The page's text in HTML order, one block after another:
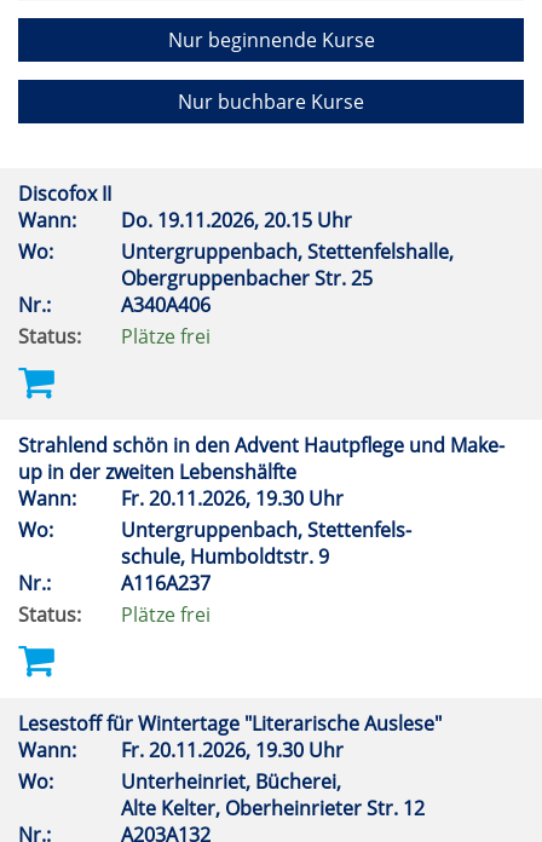
Nur beginnende Kurse
Nur buchbare Kurse
Discofox II
Wann:
Do. 19.11.2026, 20.15 Uhr
Wo:
Untergruppenbach, Stettenfelshalle,
Obergruppenbacher Str. 25
Nr.:
A340A406
Status:
Plätze frei
Strahlend schön in den Advent Hautpflege und Make-
up in der zweiten Lebenshälfte
Wann:
Fr.20.11.2026, 19.30 Uhr
Wo:
Untergruppenbach, Stettenfels-
schule, Humboldtstr. 9
Nr.:
A116A237
Status:
Plätze frei
Lesestoff für Wintertage "Literarische Auslese"
Wann:
Fr.20.11.2026, 19.30 Uhr
Wo:
Unterheinriet, Bücherei,
Alte Kelter, Oberheinrieter Str. 12
Nr.:
A203A132